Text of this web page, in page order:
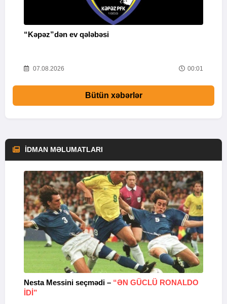
“Kəpəz”dən ev qələbəsi
07.08.2026 00:01
Bütün xəbərlər
İDMAN MƏLUMATLARI
Nesta Messini seçmədi – “ƏN GÜCLÜ RONALDO
IDI”